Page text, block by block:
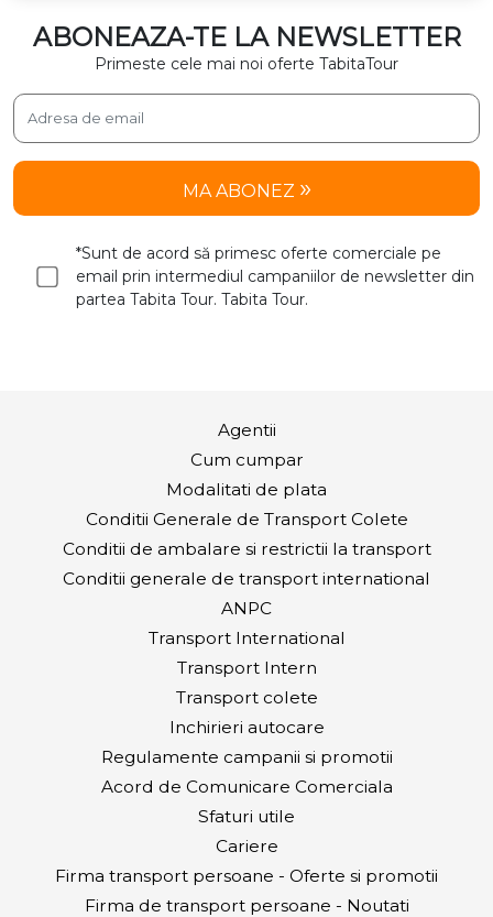
ABONEAZA-TE LA NEWSLETTER
Primeste cele mai noi oferte TabitaTour
MA ABONEZ
*Sunt de acord să primesc oferte comerciale pe
email prin intermediul campaniilor de newsletter din
partea Tabita Tour. Tabita Tour.
Agentii
Cum cumpar
Modalitati de plata
Conditii Generale de Transport Colete
Conditii de ambalare si restrictii la transport
Conditii generale de transport international
ANPC
Transport International
Transport Intern
Transport colete
Inchirieri autocare
Regulamente campanii si promotii
Acord de Comunicare Comerciala
Sfaturi utile
Cariere
Firma transport persoane - Oferte si promotii
Firma de transport persoane - Noutati